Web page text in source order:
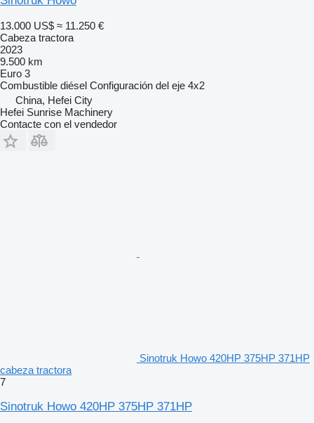
13.000 US$ ≈ 11.250 €
Cabeza tractora
2023
9.500 km
Euro 3
Combustible diésel Configuración del eje 4x2
China, Hefei City
Hefei Sunrise Machinery
Contacte con el vendedor
Sinotruk Howo 420HP 375HP 371HP
cabeza tractora
7
Sinotruk Howo 420HP 375HP 371HP